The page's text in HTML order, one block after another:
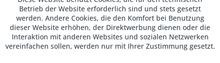
Betrieb der Website erforderlich sind und stets gesetzt
werden. Andere Cookies, die den Komfort bei Benutzung
dieser Website erhöhen, der Direktwerbung dienen oder die
Interaktion mit anderen Websites und sozialen Netzwerken
vereinfachen sollen, werden nur mit Ihrer Zustimmung gesetzt.